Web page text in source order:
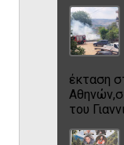
έκταση
του